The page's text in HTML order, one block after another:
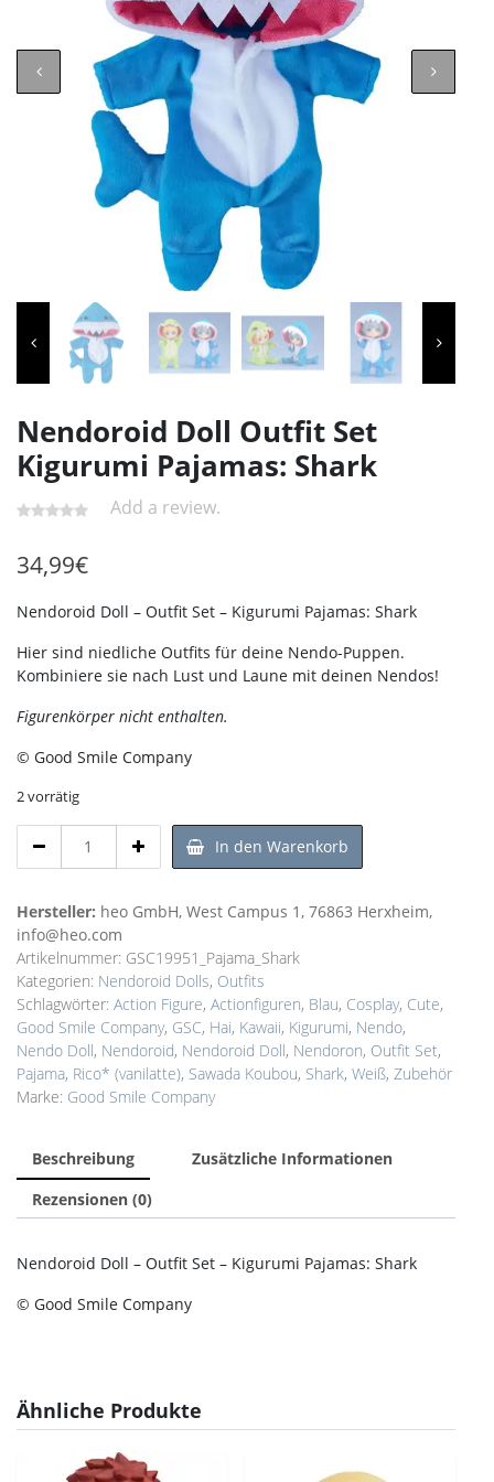
Nendoroid Doll Outfit Set
Kigurumi Pajamas: Shark
Add a review.
34,99€
Nendoroid Doll – Outfit Set – Kigurumi Pajamas: Shark
Hier sind niedliche Outfits für deine Nendo-Puppen.
Kombiniere sie nach Lust und Laune mit deinen Nendos!
Figurenkörper nicht enthalten.
© Good Smile Company
2 vorrätig
Doll
Set
Kigurumi
Pajamas:
Shark
Menge
In den Warenkorb
Hersteller: heo GmbH, West Campus 1, 76863 Herxheim,
info@heo.com
Artikelnummer: GSC19951_Pajama_Shark
Kategorien: Nendoroid Dolls, Outfits
Schlagwörter: Action Figure, Actionfiguren, Blau, Cosplay, Cute,
Good Smile Company, GSC, Hai, Kawaii, Kigurumi, Nendo,
Nendo Doll, Nendoroid, Nendoroid Doll, Nendoron, Outfit Set,
Pajama, Rico* (vanilatte), Sawada Koubou, Shark, Weiß, Zubehör
Marke: Good Smile Company
Beschreibung
Zusätzliche Informationen
Rezensionen (0)
Nendoroid Doll – Outfit Set – Kigurumi Pajamas: Shark
© Good Smile Company
Ähnliche Produkte